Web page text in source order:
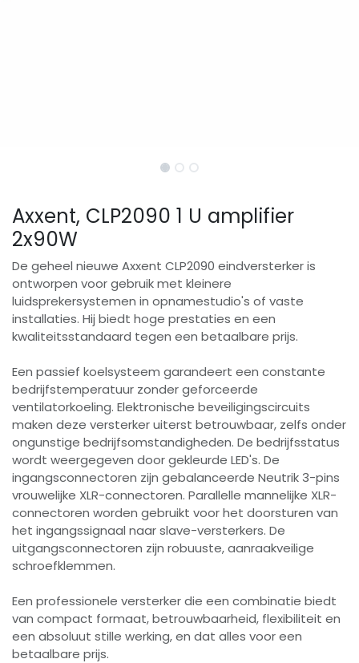
Axxent, CLP2090 1 U amplifier
2x90W
De geheel nieuwe Axxent CLP2090 eindversterker is
ontworpen voor gebruik met kleinere
luidsprekersystemen in opnamestudio's of vaste
installaties. Hij biedt hoge prestaties en een
kwaliteitsstandaard tegen een betaalbare prijs.
Een passief koelsysteem garandeert een constante
bedrijfstemperatuur zonder geforceerde
ventilatorkoeling. Elektronische beveiligingscircuits
maken deze versterker uiterst betrouwbaar, zelfs onder
ongunstige bedrijfsomstandigheden. De bedrijfsstatus
wordt weergegeven door gekleurde LED's. De
ingangsconnectoren zijn gebalanceerde Neutrik 3-pins
vrouwelijke XLR-connectoren. Parallelle mannelijke XLR-
connectoren worden gebruikt voor het doorsturen van
het ingangssignaal naar slave-versterkers. De
uitgangsconnectoren zijn robuuste, aanraakveilige
schroefklemmen.
Een professionele versterker die een combinatie biedt
van compact formaat, betrouwbaarheid, flexibiliteit en
een absoluut stille werking, en dat alles voor een
betaalbare prijs.